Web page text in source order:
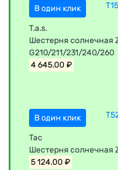
В один клик
T.a.s.
Шестерня солнечная
G210/211/231/240/260
4 645.00 ₽
В один клик
Tac
Шестерня солнечная
5 124.00 ₽